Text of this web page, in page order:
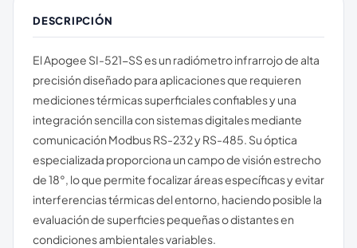
DESCRIPCIÓN
El Apogee SI-521-SS es un radiómetro infrarrojo de alta
precisión diseñado para aplicaciones que requieren
mediciones térmicas superficiales confiables y una
integración sencilla con sistemas digitales mediante
comunicación Modbus RS-232 y RS-485. Su óptica
especializada proporciona un campo de visión estrecho
de 18°, lo que permite focalizar áreas específicas y evitar
interferencias térmicas del entorno, haciendo posible la
evaluación de superficies pequeñas o distantes en
condiciones ambientales variables.